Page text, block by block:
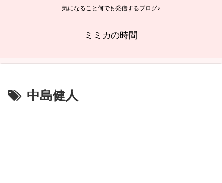
気になること何でも発信するブログ♪
ミミカの時間
中島健人